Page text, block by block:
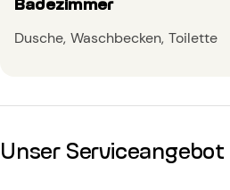
Dusche Waschbecken Toilette
Unser Serviceangebot